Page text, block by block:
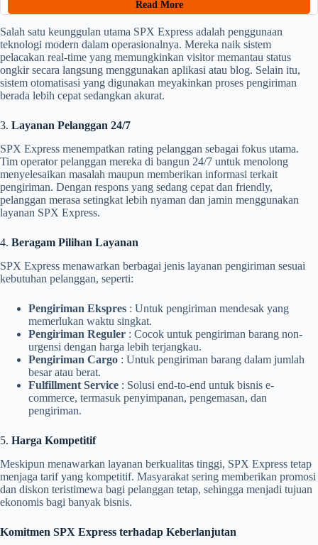
Read More
Salah satu keunggulan utama SPX Express adalah penggunaan
teknologi modern dalam operasionalnya. Mereka naik sistem
pelacakan real-time yang memungkinkan visitor memantau status
ongkir secara langsung menggunakan aplikasi atau blog. Selain itu,
sistem otomatisasi yang digunakan meyakinkan proses pengiriman
berada lebih cepat sedangkan akurat.
3. Layanan Pelanggan 24/7
SPX Express menempatkan rating pelanggan sebagai fokus utama.
Tim operator pelanggan mereka di bangun 24/7 untuk menolong
menyelesaikan masalah maupun memberikan informasi terkait
pengiriman. Dengan respons yang sedang cepat dan friendly,
pelanggan merasa setingkat lebih nyaman dan jamin menggunakan
layanan SPX Express.
4. Beragam Pilihan Layanan
SPX Express menawarkan berbagai jenis layanan pengiriman sesuai
kebutuhan pelanggan, seperti:
Pengiriman Ekspres : Untuk pengiriman mendesak yang
memerlukan waktu singkat.
Pengiriman Reguler : Cocok untuk pengiriman barang non-
urgensi dengan harga lebih terjangkau.
Pengiriman Cargo : Untuk pengiriman barang dalam jumlah
besar atau berat.
Fulfillment Service : Solusi end-to-end untuk bisnis e-
commerce, termasuk penyimpanan, pengemasan, dan
pengiriman.
5. Harga Kompetitif
Meskipun menawarkan layanan berkualitas tinggi, SPX Express tetap
menjaga tarif yang kompetitif. Masyarakat sering memberikan promosi
dan diskon teristimewa bagi pelanggan tetap, sehingga menjadi tujuan
ekonomis bagi banyak bisnis.
Komitmen SPX Express terhadap Keberlanjutan